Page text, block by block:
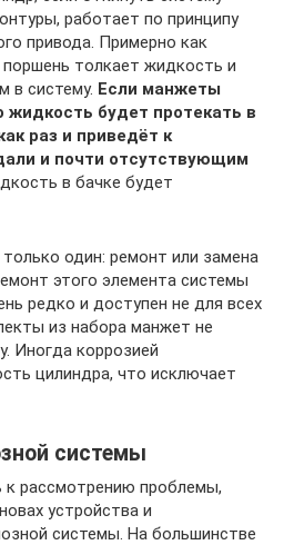
работает по принципу
привода. Примерно как
толкает жидкость и
в систему. Если манжеты
жидкость будет протекать в
раз и приведёт к
и почти отсутствующим
в бачке будет
один: ремонт или замена
этого элемента системы
редко и доступен не для всех
из набора манжет не
Иногда коррозией
цилиндра, что исключает
системы
к рассмотрению проблемы,
устройства и
системы. На большинстве